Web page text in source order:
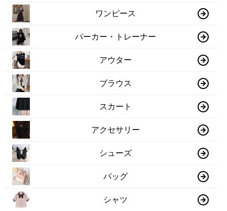
ワンピース
パーカー・トレーナー
アウター
ブラウス
スカート
アクセサリー
シューズ
バッグ
シャツ